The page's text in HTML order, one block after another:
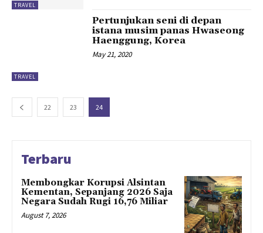
TRAVEL
TRAVEL
Pertunjukan seni di depan
istana musim panas Hwaseong
Haenggung, Korea
May 21, 2020
22 23 24
Terbaru
Membongkar Korupsi Alsintan
Kementan, Sepanjang 2026 Saja
Negara Sudah Rugi 16,76 Miliar
August 7, 2026